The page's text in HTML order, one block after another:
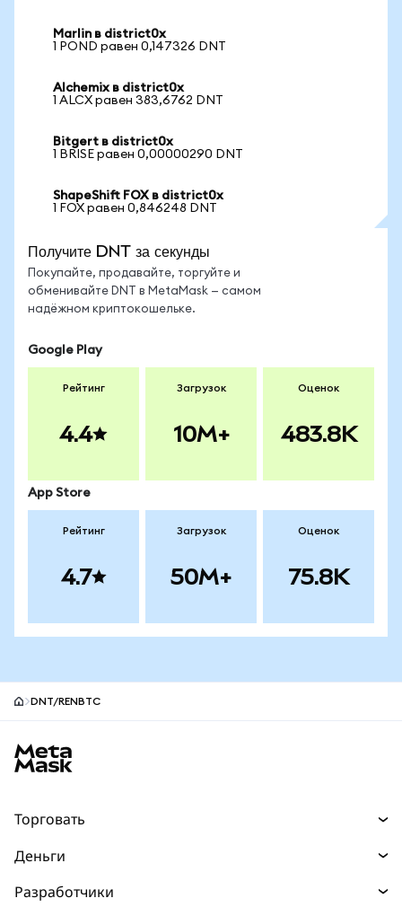
Marlin в district0x
1 POND равен 0,147326 DNT
Alchemix в district0x
1 ALCX равен 383,6762 DNT
Bitgert в district0x
1 BRISE равен 0,00000290 DNT
ShapeShift FOX в district0x
1 FOX равен 0,846248 DNT
Получите DNT за секунды
Покупайте, продавайте, торгуйте и
обменивайте DNT в MetaMask — самом
надёжном криптокошельке.
Google Play
Рейтинг
4.4
Загрузок
10M+
Оценок
483.8K
App Store
Рейтинг
4.7
Загрузок
50M+
Оценок
75.8K
DNT/RENBTC
Торговать
Прогнозы
Деньги
Разработчики